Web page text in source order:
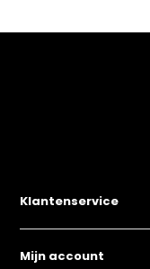
Klantenservice
Mijn account